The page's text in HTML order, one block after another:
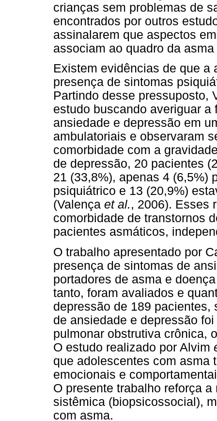
crianças sem problemas de
encontrados por outros
assinalarem que aspectos
associam ao quadro da
Existem evidências de que a
presença de sintomas
Partindo desse pressuposto,
estudo buscando averiguar
ansiedade e depressão em
ambulatoriais e observaram
comorbidade com a
de depressão, 20 pacientes
21 (33,8%), apenas 4 (6,5%)
psiquiátrico e 13 (20,9%)
(Valença et al., 2006). Esses
comorbidade de transtornos
pacientes asmáticos,
O trabalho apresentado por
presença de sintomas de
portadores de asma e
tanto, foram avaliados e
depressão de 189
de ansiedade e depressão
pulmonar obstrutiva crônica,
O estudo realizado por Alvim
que adolescentes com asma
emocionais e
O presente trabalho reforça
sistêmica (biopsicossocial),
com asma.